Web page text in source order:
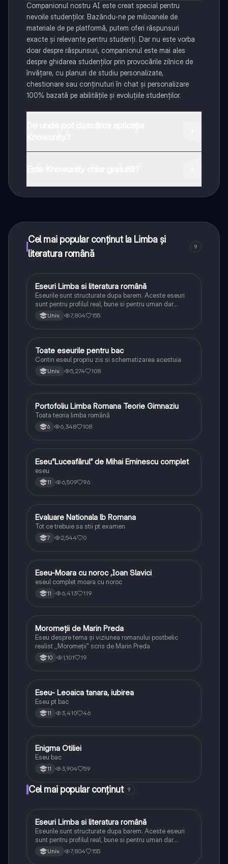
Companionul nostru AI este creat special pentru
nevoile studenților. Bazându-ne pe milioanele de
materiale de pe platformă, putem oferi răspunsuri
exacte și relevante pentru studenți. Dar nu este vorba
doar despre răspunsuri, companionul este mai ales
despre ghidarea studenților prin provocările zilnice de
învățare, cu planuri de studiu personalizate,
chestionare sau conținuturi în chat și personalizare
100% bazată pe abilitățile și evoluțiile studenților.
Cel mai popular conținut la Limba și
literatura română
9
Limba și literatura română
Eseuri Limba si literatura română
Eseurile sunt structurate dupa barem. Aceste eseuri
sunt pentru profilul real, bune si pentru uman dar
lipsesc relatiile dintre personaje si caracrerizarile.
Univ. 7,804 155
Limba și literatura română
Toate eseurile pentru bac
Contin eseul propriu zis si schematizarea acestuia
Univ. 5,274 108
Limba și literatura română
Portofoliu Limba Romana Teorie Gimnaziu
Toata teoria limba română
6 6,348 108
Limba și literatura română
Eseu”Luceafărul” de Mihai Eminescu complet
eseu
11 6,509 96
Limba și literatura română
Evaluare Nationala lb Romana
Tot ce trebuie sa stii pt examen
7 2,544 0
Limba și literatura română
Eseu-Moara cu noroc ,Ioan Slavici
eseul complet moara cu noroc
11 6,413 119
Limba și literatura română
Moromeții de Marin Preda
Eseu despre tema și viziunea romanului postbelic
realist ,,Moromeții" scris de Marin Preda
10 1,101 19
Limba și literatura română
Eseu- Leoaica tanara, iubirea
Eseu pt bac
11 3,410 46
Limba și literatura română
Enigma Otiliei
Eseu bac
11 3,904 59
Cel mai popular conținut 9
Limba și literatura română
Eseuri Limba si literatura română
Eseurile sunt structurate dupa barem. Aceste eseuri
sunt pentru profilul real, bune si pentru uman dar
lipsesc relatiile dintre personaje si caracrerizarile.
Univ. 7,804 155